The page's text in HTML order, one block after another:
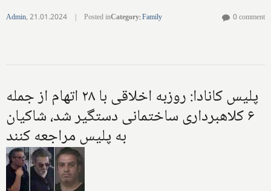
Admin,21.01.2024 | Posted inCategory:Family 0 comment
پلیس کانادا: روزبه اخلاقی با ۲۸ اتهام از جمله
۶ کلاهبرداری ساختمانی دستگیر شد، شاکیان
به پلیس مراجعه کنند